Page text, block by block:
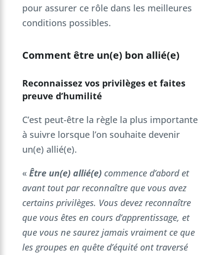
pour assurer ce rôle dans les meilleures
conditions possibles.
Comment être un(e) bon allié(e)
Reconnaissez vos privilèges et faites
preuve d’humilité
C’est peut-être la règle la plus importante
à suivre lorsque l’on souhaite devenir
un(e) allié(e).
« Être un(e) allié(e)commence d’abord et
avant tout par reconnaître que vous avez
certains privilèges. Vous devez reconnaître
que vous êtes en cours d’apprentissage, et
que vous ne saurez jamais vraiment ce que
les groupes en quête d’équité ont traversé